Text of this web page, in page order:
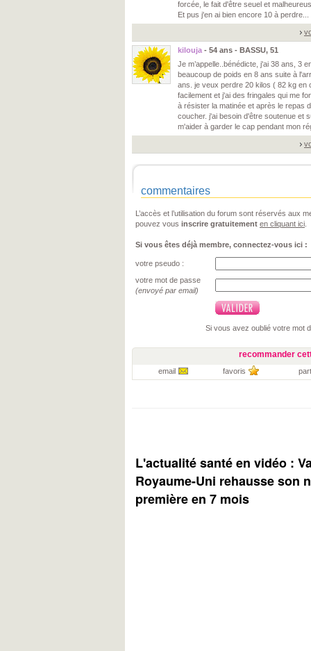
forcée, le fait d'être seuel et
Et pus j'en ai bien encore 10 à
kilouja - 54 ans - BASSU, 51
Je m’appelle..bénédicte, j'ai 38 ans, 3
beaucoup de poids en 8 ans suite à
ans. je veux perdre 20 kilos ( 82 kg en
facilement et j'ai des fringales qui me
à résister la matinée et après le repas
coucher. j'ai besoin d'être soutenue et
m'aider à garder le cap pendant mon
commentaires
L’accès et l’utilisation du forum sont réservés aux
pouvez vous inscrire gratuitement en cliquant ici
Si vous êtes déjà membre, connectez-vous ici :
votre pseudo :
votre mot de passe
(envoyé par email)
Si vous avez oublié votre mot
recommander
email favoris
L'actualité santé en vidéo :
Royaume-Uni rehausse son
première en 7 mois